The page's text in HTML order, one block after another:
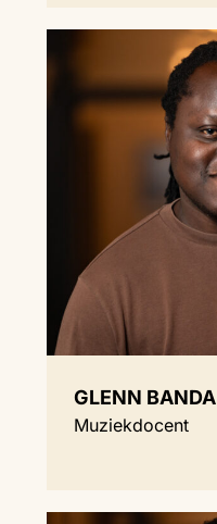
GLENN BANDA
Muziekdocent